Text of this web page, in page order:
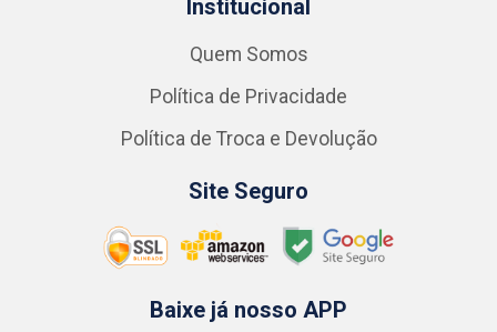
Institucional
Quem Somos
Política de Privacidade
Política de Troca e Devolução
Site Seguro
Baixe já nosso APP